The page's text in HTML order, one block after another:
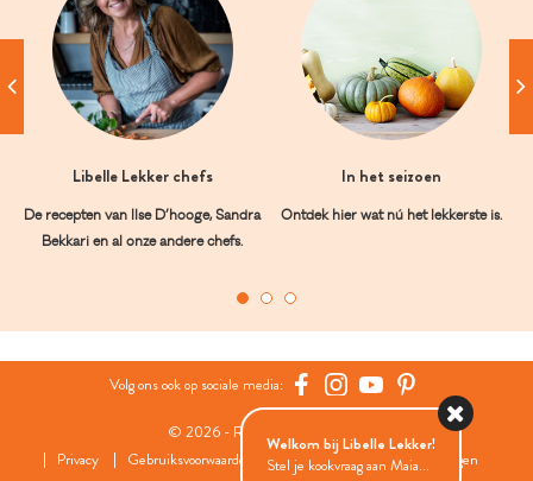
Libelle Lekker chefs
De recepten van Ilse D’hooge, Sandra
Bekkari en al onze andere chefs.
In het seizoen
Ontdek hier wat nú het lekkerste is.
Volg ons ook op sociale media:
© 2026 - Roularta Media Group
Privacy
Gebruiksvoorwaarden Cookies Cookies instellingen
Welkom bij Libelle Lekker!
Stel je kookvraag aan Maia...